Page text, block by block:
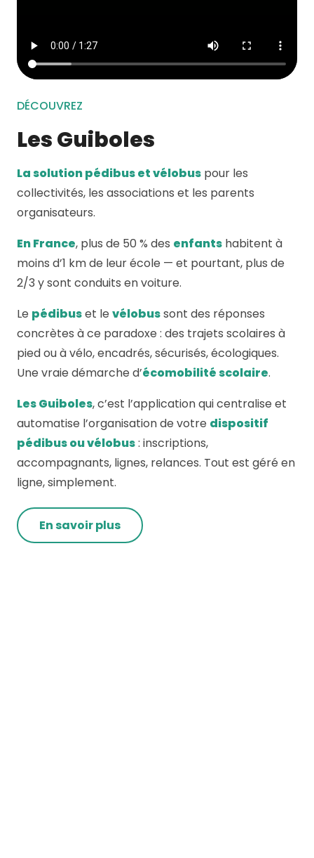
DÉCOUVREZ
Les Guiboles
La solution pédibus et vélobus pour les
collectivités, les associations et les parents
organisateurs.
En France, plus de 50 % des enfants habitent à
moins d’1 km de leur école — et pourtant, plus de
2/3 y sont conduits en voiture.
Le pédibuset le vélobussont des réponses
concrètes à ce paradoxe : des trajets scolaires à
pied ou à vélo, encadrés, sécurisés, écologiques.
Une vraie démarche d’écomobilité scolaire.
Les Guiboles, c’est l’application qui centralise et
automatise l’organisation de votre dispositif
pédibus ou vélobus: inscriptions,
accompagnants, lignes, relances. Tout est géré en
ligne, simplement.
En savoir plus